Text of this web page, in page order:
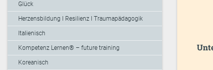
Glück
Herzensbildung I Resilienz I Traumapädagogik
Italienisch
Kompetenz Lernen® – future training
Koreanisch